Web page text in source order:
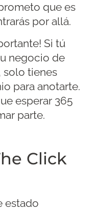
que es
por allá.
Si tú
negocio de
solo tienes
para anotarte.
esperar 365
parte.
Click
estado